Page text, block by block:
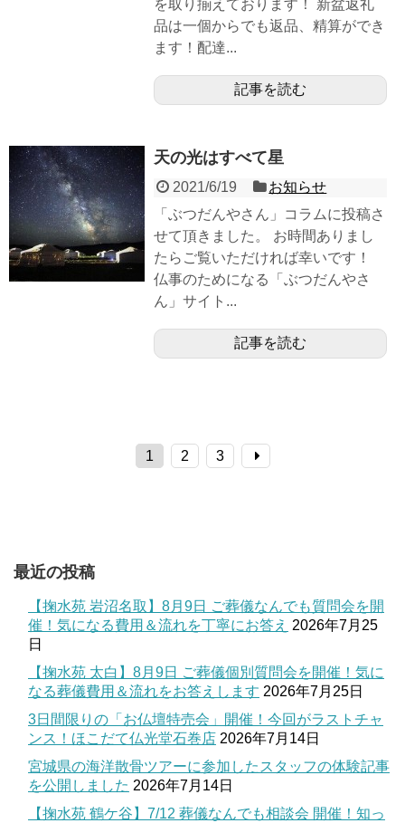
を取り揃えております！ 新盆返礼
品は一個からでも返品、精算ができ
ます！配達...
記事を読む
天の光はすべて星
2021/6/19
お知らせ
「ぶつだんやさん」コラムに投稿さ
せて頂きました。 お時間ありまし
たらご覧いただければ幸いです！
仏事のためになる「ぶつだんやさ
ん」サイト...
記事を読む
1 2 3
最近の投稿
【掬水苑 岩沼名取】8月9日 ご葬儀なんでも質問会を開
催！気になる費用＆流れを丁寧にお答え 2026年7月25
日
【掬水苑 太白】8月9日 ご葬儀個別質問会を開催！気に
なる葬儀費用＆流れをお答えします 2026年7月25日
3日間限りの「お仏壇特売会」開催！今回がラストチャ
ンス！ほこだて仏光堂石巻店 2026年7月14日
宮城県の海洋散骨ツアーに参加したスタッフの体験記事
を公開しました 2026年7月14日
【掬水苑 鶴ケ谷】7/12 葬儀なんでも相談会 開催！知っ